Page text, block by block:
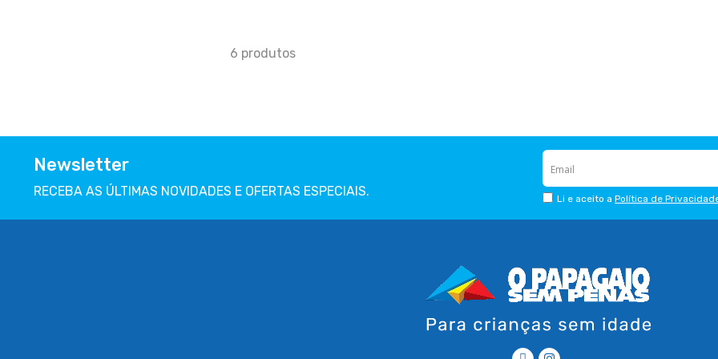
6 produtos
Newsletter
RECEBA AS ÚLTIMAS NOVIDADES E OFERTAS ESPECIAIS. Li e aceito a Política de